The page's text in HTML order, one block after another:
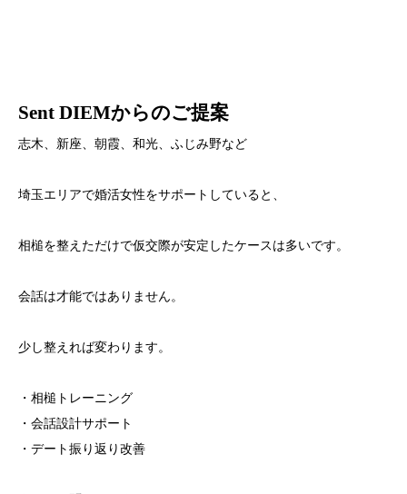
Sent DIEMからのご提案
志木、新座、朝霞、和光、ふじみ野など
埼玉エリアで婚活女性をサポートしていると、
相槌を整えただけで仮交際が安定したケースは多いです。
会話は才能ではありません。
少し整えれば変わります。
・相槌トレーニング
・会話設計サポート
・デート振り返り改善